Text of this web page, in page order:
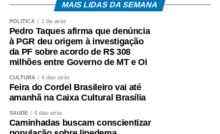
MAIS LIDAS DA SEMANA
POLÍTICA 1 dia atrás
Pedro Taques afirma que denúncia
à PGR deu origem à investigação
da PF sobre acordo de R$ 308
milhões entre Governo de MT e Oi
CULTURA 6 dias atrás
Feira do Cordel Brasileiro vai até
amanhã na Caixa Cultural Brasília
SAÚDE 6 dias atrás
Caminhadas buscam conscientizar